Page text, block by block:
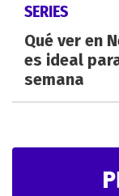
SERIES
Qué ver en
es ideal
semana